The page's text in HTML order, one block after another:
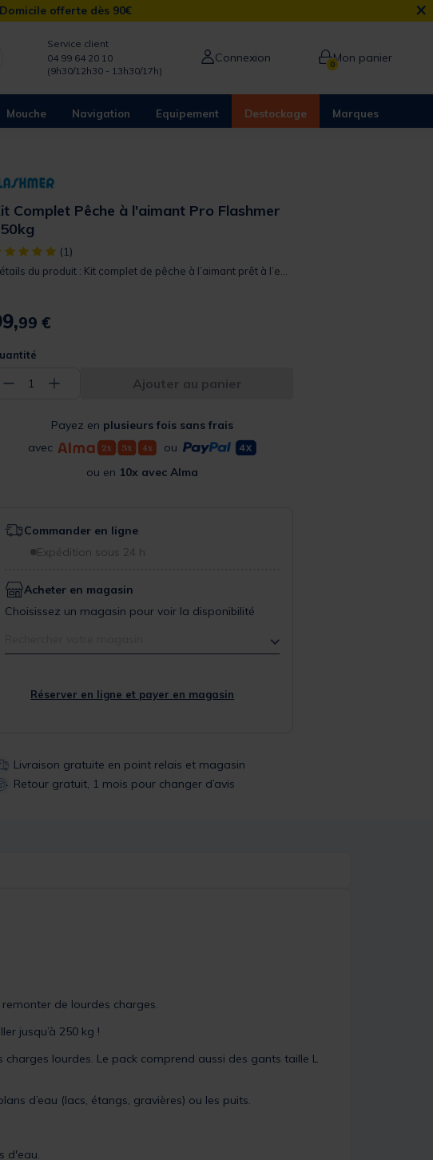
offerte dès 90€ ×
Service client
04 99 64 20 10
(9h30/12h30 - 13h30/17h)
Connexion 0Mon panier
Mouche Navigation Equipement Destockage Marques
Complet Pêche à l'aimant Pro Flashmer
Object] out of 5 Customer Rating
(1)
du produit : Kit complet de pêche à l’aimant prêt à l’e...
99 €
− 1 + Ajouter au panier
Payez en plusieurs fois sans frais
avec
ou
ou en 10x avec Alma
Commander en ligne
Expédition sous 24 h
Acheter en magasin
Choisissez un magasin pour voir la disponibilité
Réserver en ligne et payer en magasin
Livraison gratuite en point relais et magasin
Retour gratuit, 1 mois pour changer d’avis
de lourdes charges.
jusqu’à 250 kg !
lourdes. Le pack comprend aussi des gants taille L
d’eau (lacs, étangs, gravières) ou les puits.
d'eau.